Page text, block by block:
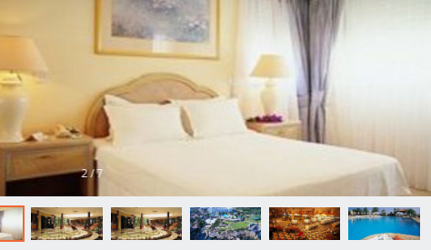
2 / 7